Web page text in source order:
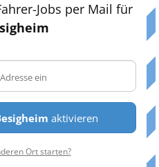
Jobs per Mail für
aktivieren
Ort starten?